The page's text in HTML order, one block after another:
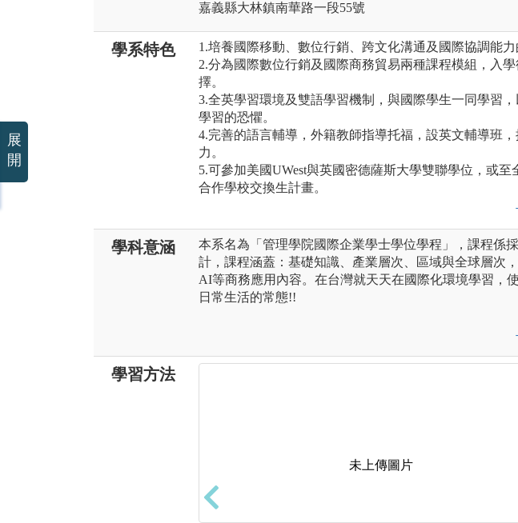
嘉義縣大林鎮南華路一段55號
學系特色
1.培養國際移動、數位行銷、跨文化溝通及國際協調能力
2.分為國際數位行銷及國際商務貿易兩種課程模組，入
擇。
3.全英學習環境及雙語學習機制，與國際學生一同學習
學習的恐懼。
4.完善的語言輔導，外籍教師指導托福，設英文輔導班
力。
5.可參加美國UWest與英國密德薩斯大學雙聯學位，或至
合作學校交換生計畫。
學科意涵
本系名為「管理學院國際企業學士學位學程」，課程係
計，課程涵蓋：基礎知識、產業層次、區域與全球層次，
AI等商務應用內容。在台灣就天天在國際化環境學習，
日常生活的常態!!
學習方法
未上傳圖片
展
開